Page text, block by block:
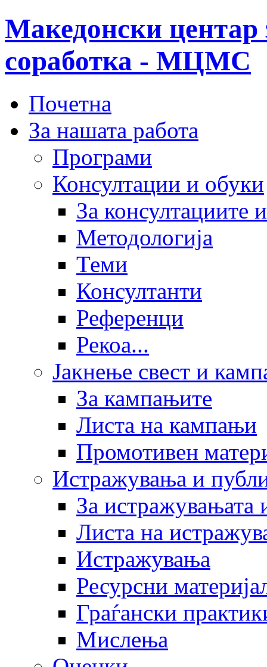
Македонски центар
соработка - МЦМС
Почетна
За нашата работа
Програми
Консултации и обуки
За консултациите
Методологија
Теми
Консултанти
Референци
Рекоа...
Јакнење свест и
За кампањите
Листа на кампањи
Промотивен
Истражувања и
За истражувањата
Листа на
Истражувања
Ресурсни
Граѓански
Мислења